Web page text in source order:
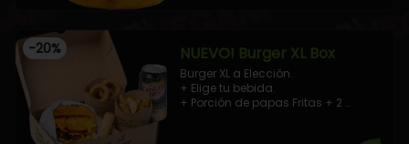
-20% NUEVO! Burger XL Box
Burger XL a Elección.
+ Elige tu bebida.
+ Porción de papas Fritas + 2